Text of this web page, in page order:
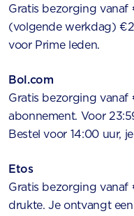
Gratis bezorging
(volgende werkdag)
voor Prime leden.
Bol.com
Gratis bezorging vanaf
abonnement. Voor
Bestel voor 14:00 uur,
Etos
Gratis bezorging vanaf
drukte. Je ontvangt